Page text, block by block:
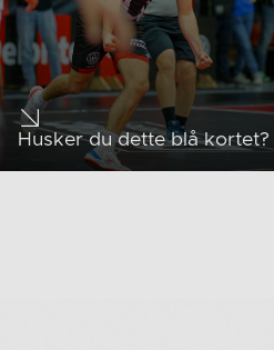
Husker du dette blå kortet?